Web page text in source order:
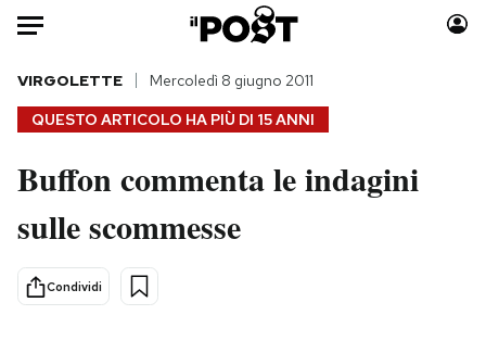
Auto
HOME
Italia
Politica
Tecnologia
Internet
Moda
QUESTO ARTICOLO HA PIÙ DI 15 ANNI
VIRGOLETTE Mercoledì 8 giugno 2011
Buffon commenta le indagini
sulle scommesse
Condividi